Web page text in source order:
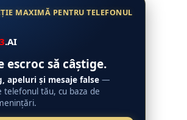
MAXIMĂ PENTRU TELEFONUL
.AI
escroc să câștige.
apeluri și mesaje false —
tău, cu baza de